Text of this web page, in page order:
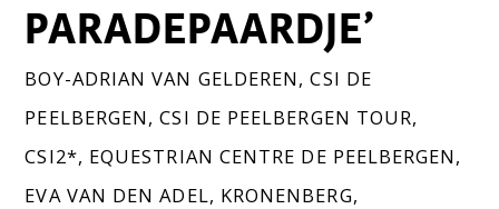
PARADEPAARDJE’
BOY-ADRIAN VAN GELDEREN,CSI DE
PEELBERGEN,CSI DE PEELBERGEN TOUR,
CSI2*, EQUESTRIAN CENTRE DE PEELBERGEN,
EVA VAN DEN ADEL, KRONENBERG,